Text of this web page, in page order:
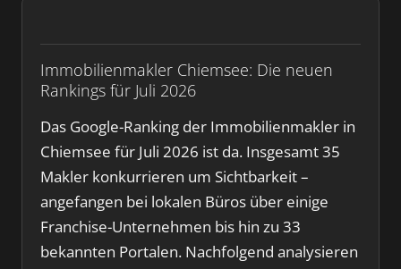
Immobilienmakler Chiemsee: Die neuen
Rankings für Juli 2026
Das Google-Ranking der Immobilienmakler in
Chiemsee für Juli 2026 ist da. Insgesamt 35
Makler konkurrieren um Sichtbarkeit –
angefangen bei lokalen Büros über einige
Franchise-Unternehmen bis hin zu 33
bekannten Portalen. Nachfolgend analysieren